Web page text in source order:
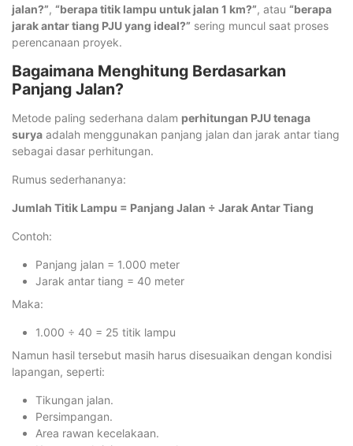
jalan?”, “berapa titik lampu untuk jalan 1 km?”, atau “berapa
jarak antar tiang PJU yang ideal?” sering muncul saat proses
perencanaan proyek.
Bagaimana Menghitung Berdasarkan
Panjang Jalan?
Metode paling sederhana dalam perhitungan PJU tenaga
surya adalah menggunakan panjang jalan dan jarak antar tiang
sebagai dasar perhitungan.
Rumus sederhananya:
Jumlah Titik Lampu = Panjang Jalan ÷ Jarak Antar Tiang
Contoh:
Panjang jalan = 1.000 meter
Jarak antar tiang = 40 meter
Maka:
1.000 ÷ 40 = 25 titik lampu
Namun hasil tersebut masih harus disesuaikan dengan kondisi
lapangan, seperti:
Tikungan jalan.
Persimpangan.
Area rawan kecelakaan.